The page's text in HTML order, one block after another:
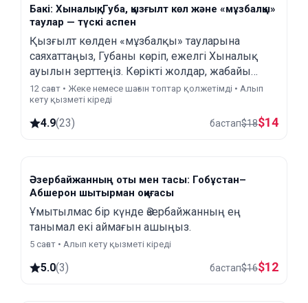
Бакі: Хыналық, Губа, қызғылт көл және «мұзбалқы»
таулар — түскі аспен
Қызғылт көлден «мұзбалқы» тауларына
саяхаттаңыз, Губаны көріп, ежелгі Хыналық
ауылын зерттеңіз. Көрікті жолдар, жабайы
таулар жəне қалағанда үй түскі асы.
12 сағат • Жеке немесе шағын топтар қолжетімді • Алып
кету қызметі кіреді
4.9(23) бастап$18$14
Әзербайжанның оты мен тасы: Гобұстан–
Абшерон шытырман оқиғасы
Ұмытылмас бір күнде Әзербайжанның ең
танымал екі аймағын ашыңыз.
5 сағат • Алып кету қызметі кіреді
5.0(3) бастап$16$12